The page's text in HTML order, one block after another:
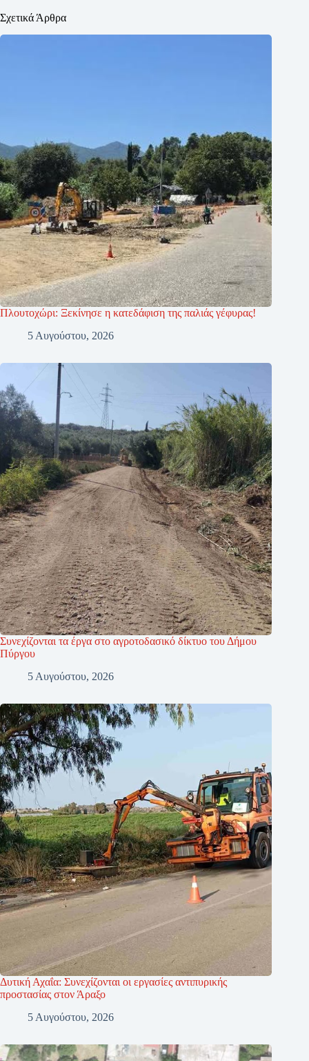
Σχετικά Άρθρα
Πλουτοχώρι: Ξεκίνησε η κατεδάφιση της παλιάς γέφυρας!
5 Αυγούστου, 2026
Συνεχίζονται τα έργα στο αγροτοδασικό δίκτυο του Δήμου
Πύργου
5 Αυγούστου, 2026
Δυτική Αχαΐα: Συνεχίζονται οι εργασίες αντιπυρικής
προστασίας στον Άραξο
5 Αυγούστου, 2026